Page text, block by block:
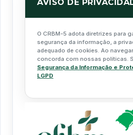
AVISO DE
O CRBM-5 adota diretrizes para
segurança da informação, a
adequado de cookies. Ao
concorda com nossas políticas.
Segurança da Informação e
LGPD